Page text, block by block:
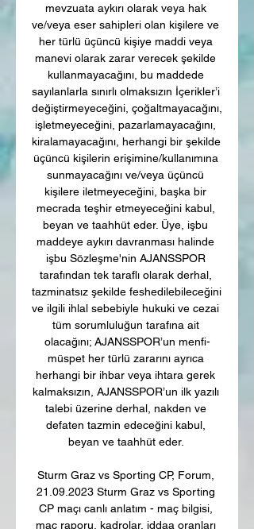
mevzuata aykırı olarak veya hak
ve/veya eser sahipleri olan kişilere ve
her türlü üçüncü kişiye maddi veya
manevi olarak zarar verecek şekilde
kullanmayacağını, bu maddede
sayılanlarla sınırlı olmaksızın İçerikler’i
değiştirmeyeceğini, çoğaltmayacağını,
işletmeyeceğini, pazarlamayacağını,
kiralamayacağını, herhangi bir şekilde
üçüncü kişilerin erişimine/kullanımına
sunmayacağını ve/veya üçüncü
kişilere iletmeyeceğini, başka bir
mecrada teşhir etmeyeceğini kabul,
beyan ve taahhüt eder. Üye, işbu
maddeye aykırı davranması halinde
işbu Sözleşme'nin AJANSSPOR
tarafından tek taraflı olarak derhal,
tazminatsız şekilde feshedilebileceğini
ve ilgili ihlal sebebiyle hukuki ve cezai
tüm sorumluluğun tarafına ait
olacağını; AJANSSPOR’un menfi-
müspet her türlü zararını ayrıca
herhangi bir ihbar veya ihtara gerek
kalmaksızın, AJANSSPOR’un ilk yazılı
talebi üzerine derhal, nakden ve
defaten tazmin edeceğini kabul,
beyan ve taahhüt eder.
Sturm Graz vs Sporting CP, Forum,
21.09.2023 Sturm Graz vs Sporting
CP maçı canlı anlatım - maç bilgisi,
maç raporu, kadrolar, iddaa oranları